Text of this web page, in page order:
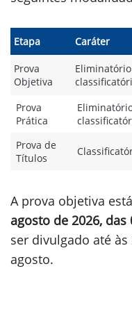
Etapa Caráter
Prova
Objetiva
Prova
Prática
Prova de
Títulos
A prova objetiva
agosto de 2026,
ser divulgado até
agosto.